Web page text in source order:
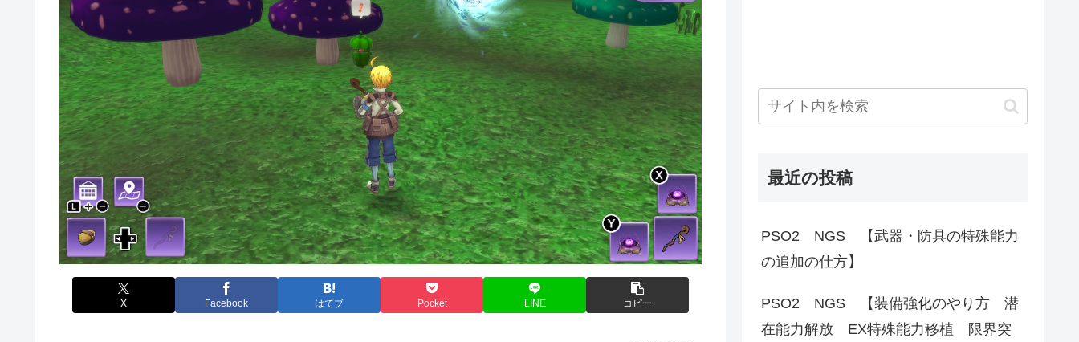
X Facebook はてブ Pocket LINE コピー
最近の投稿
PSO2 NGS 【武器・防具の特殊能力
の追加の仕方】
PSO2 NGS 【装備強化のやり方 潜
在能力解放 EX特殊能力移植 限界突